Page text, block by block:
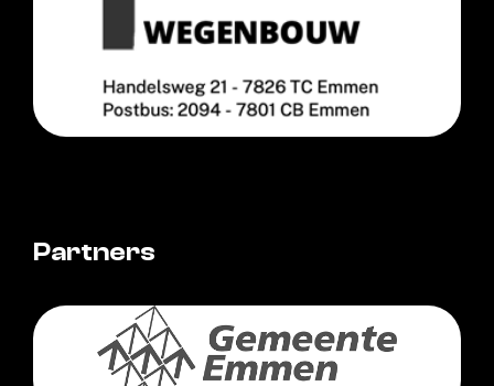
Partners